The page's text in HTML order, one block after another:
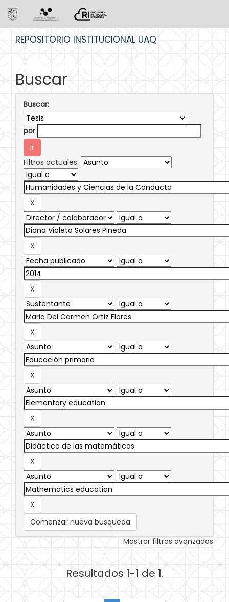
REPOSITORIO INSTITUCIONAL UAQ
Buscar
Buscar:
por
Filtros actuales:
Comenzar nueva busqueda
Mostrar filtros avanzados
Resultados 1-1 de 1.